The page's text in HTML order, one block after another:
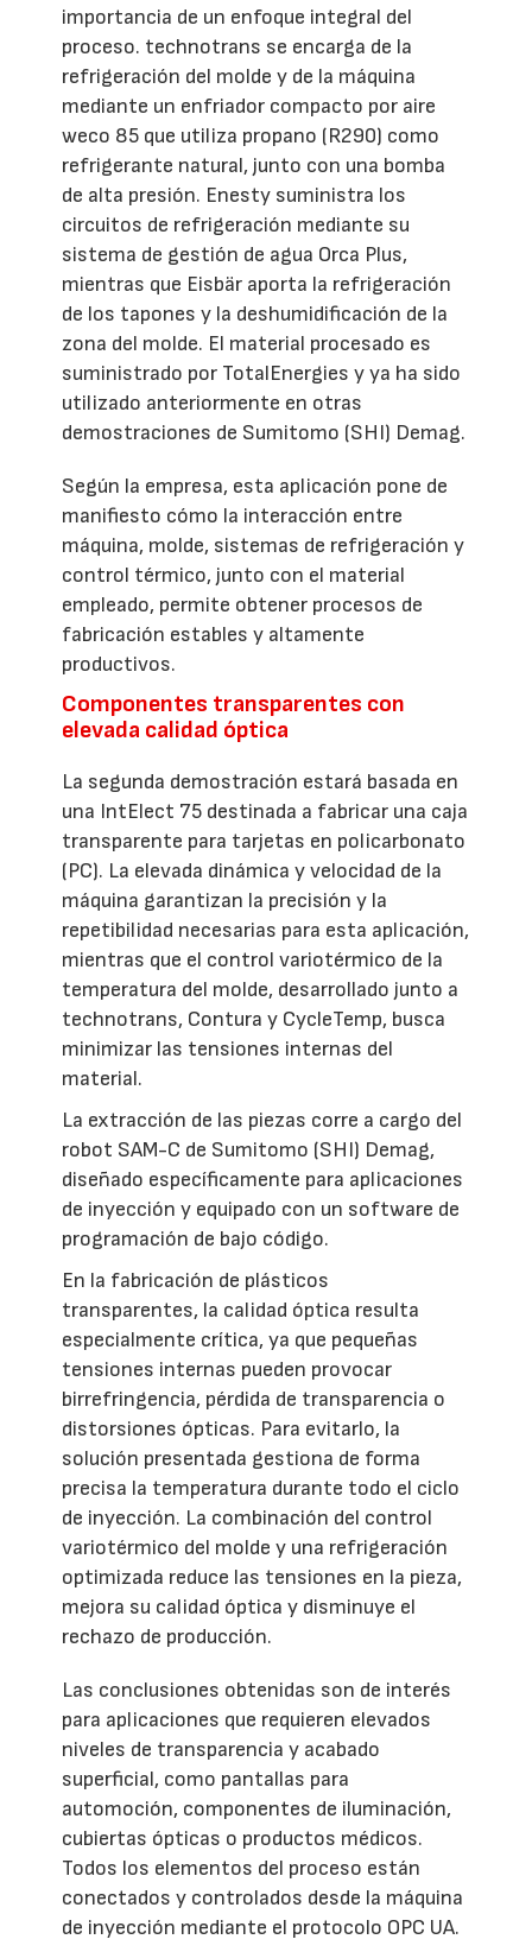
importancia de un enfoque integral del
proceso. technotrans se encarga de la
refrigeración del molde y de la máquina
mediante un enfriador compacto por aire
weco 85 que utiliza propano (R290) como
refrigerante natural, junto con una bomba
de alta presión. Enesty suministra los
circuitos de refrigeración mediante su
sistema de gestión de agua Orca Plus,
mientras que Eisbär aporta la refrigeración
de los tapones y la deshumidificación de la
zona del molde. El material procesado es
suministrado por TotalEnergies y ya ha sido
utilizado anteriormente en otras
demostraciones de Sumitomo (SHI) Demag.
Según la empresa, esta aplicación pone de
manifiesto cómo la interacción entre
máquina, molde, sistemas de refrigeración y
control térmico, junto con el material
empleado, permite obtener procesos de
fabricación estables y altamente
productivos.
Componentes transparentes con
elevada calidad óptica
La segunda demostración estará basada en
una IntElect 75 destinada a fabricar una caja
transparente para tarjetas en policarbonato
(PC). La elevada dinámica y velocidad de la
máquina garantizan la precisión y la
repetibilidad necesarias para esta aplicación,
mientras que el control variotérmico de la
temperatura del molde, desarrollado junto a
technotrans, Contura y CycleTemp, busca
minimizar las tensiones internas del
material.
La extracción de las piezas corre a cargo del
robot SAM-C de Sumitomo (SHI) Demag,
diseñado específicamente para aplicaciones
de inyección y equipado con un software de
programación de bajo código.
En la fabricación de plásticos
transparentes, la calidad óptica resulta
especialmente crítica, ya que pequeñas
tensiones internas pueden provocar
birrefringencia, pérdida de transparencia o
distorsiones ópticas. Para evitarlo, la
solución presentada gestiona de forma
precisa la temperatura durante todo el ciclo
de inyección. La combinación del control
variotérmico del molde y una refrigeración
optimizada reduce las tensiones en la pieza,
mejora su calidad óptica y disminuye el
rechazo de producción.
Las conclusiones obtenidas son de interés
para aplicaciones que requieren elevados
niveles de transparencia y acabado
superficial, como pantallas para
automoción, componentes de iluminación,
cubiertas ópticas o productos médicos.
Todos los elementos del proceso están
conectados y controlados desde la máquina
de inyección mediante el protocolo OPC UA.